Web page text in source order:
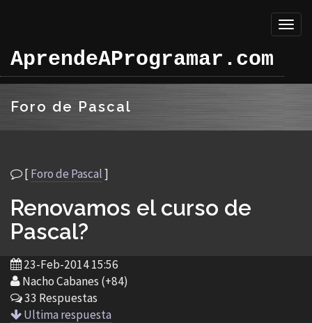
AprendeAProgramar.com
Foro de Pascal
[Foro de Pascal]
Renovamos el curso de
Pascal?
23-Feb-2014 15:56
Nacho Cabanes (+84)
33 Respuestas
Ultima respuesta